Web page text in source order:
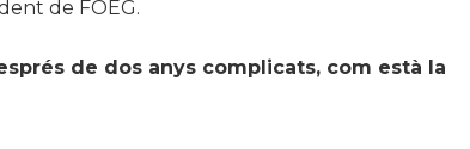
de FOEG.
de dos anys complicats, com està la